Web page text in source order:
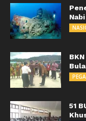
51